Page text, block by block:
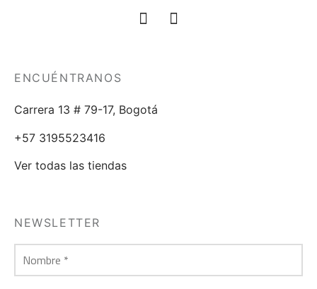
ENCUÉNTRANOS
Carrera 13 # 79-17, Bogotá
+57 3195523416
Ver todas las tiendas
NEWSLETTER